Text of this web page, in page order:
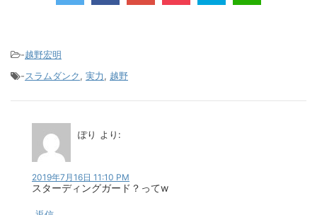
-越野宏明
-スラムダンク, 実力, 越野
ぽり より:
2019年7月16日 11:10 PM
スターディングガード？ってw